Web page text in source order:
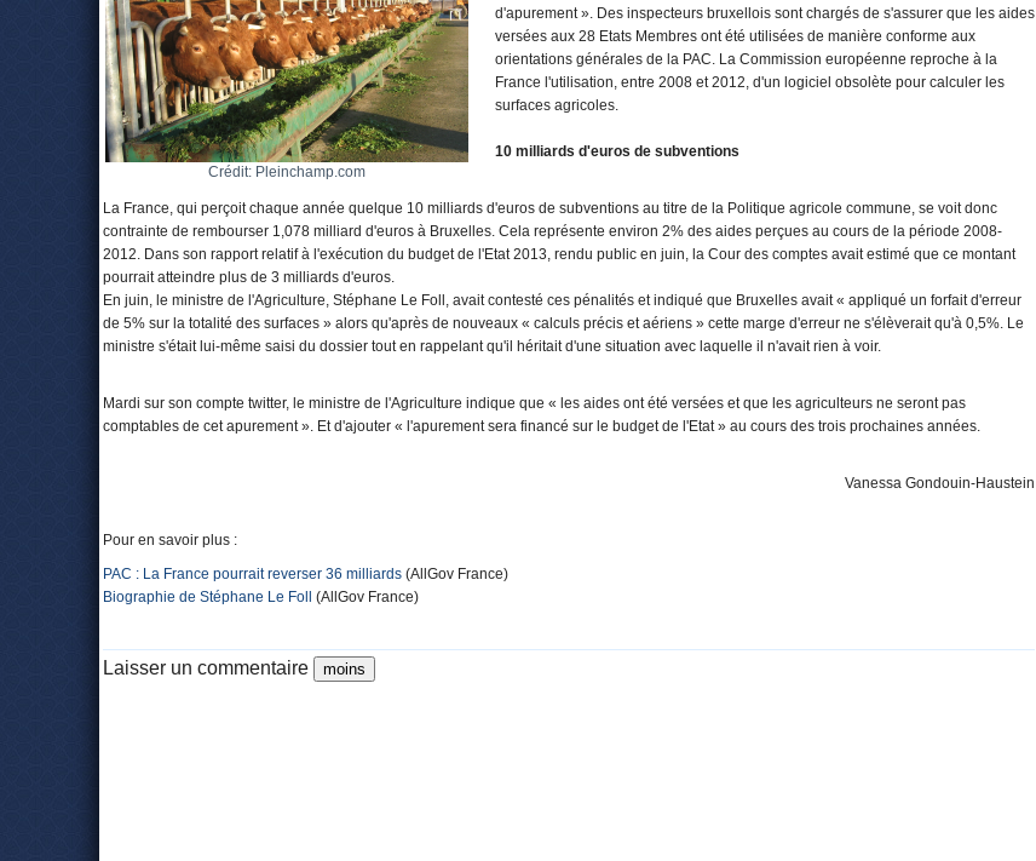
Crédit: Pleinchamp.com
d'apurement ». Des inspecteurs bruxellois sont chargés de s'assurer que les aides
versées aux 28 Etats Membres ont été utilisées de manière conforme aux
orientations générales de la PAC. La Commission européenne reproche à la
France l'utilisation, entre 2008 et 2012, d'un logiciel obsolète pour calculer les
surfaces agricoles.
10 milliards d'euros de subventions
La France, qui perçoit chaque année quelque 10 milliards d'euros de subventions au titre de la Politique agricole commune, se voit donc
contrainte de rembourser 1,078 milliard d'euros à Bruxelles. Cela représente environ 2% des aides perçues au cours de la période 2008-
2012. Dans son rapport relatif à l'exécution du budget de l'Etat 2013, rendu public en juin, la Cour des comptes avait estimé que ce montant
pourrait atteindre plus de 3 milliards d'euros.
En juin, le ministre de l'Agriculture, Stéphane Le Foll, avait contesté ces pénalités et indiqué que Bruxelles avait « appliqué un forfait d'erreur
de 5% sur la totalité des surfaces » alors qu'après de nouveaux « calculs précis et aériens » cette marge d'erreur ne s'élèverait qu'à 0,5%. Le
ministre s'était lui-même saisi du dossier tout en rappelant qu'il héritait d'une situation avec laquelle il n'avait rien à voir.
Mardi sur son compte twitter, le ministre de l'Agriculture indique que « les aides ont été versées et que les agriculteurs ne seront pas
comptables de cet apurement ». Et d'ajouter « l'apurement sera financé sur le budget de l'Etat » au cours des trois prochaines années.
Vanessa Gondouin-Haustein
Pour en savoir plus :
PAC : La France pourrait reverser 36 milliards (AllGov France)
Biographie de Stéphane Le Foll (AllGov France)
Laisser un commentaire